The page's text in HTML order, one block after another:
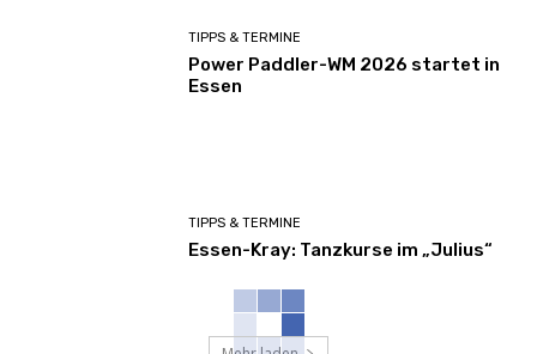
TIPPS & TERMINE
Power Paddler-WM 2026 startet in
Essen
TIPPS & TERMINE
Essen-Kray: Tanzkurse im „Julius“